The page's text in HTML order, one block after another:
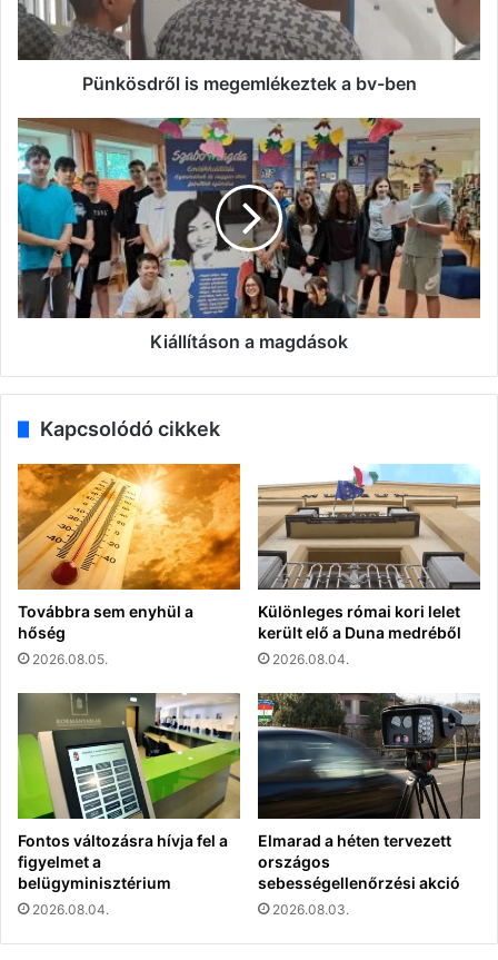
Pünkösdről is megemlékeztek a bv-ben
Kiállításon
a
magdások
Kiállításon a magdások
Kapcsolódó cikkek
Továbbra sem enyhül a
hőség
2026.08.05.
Különleges római kori lelet
került elő a Duna medréből
2026.08.04.
Fontos változásra hívja fel a
figyelmet a
belügyminisztérium
2026.08.04.
Elmarad a héten tervezett
országos
sebességellenőrzési akció
2026.08.03.